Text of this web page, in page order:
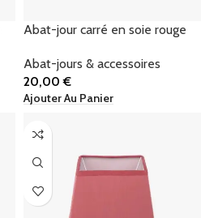
Abat-jour carré en soie rouge
Abat-jours & accessoires
20,00€
Ajouter Au Panier